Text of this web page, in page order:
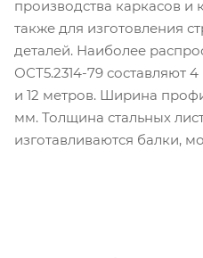
производства каркасов и
также для изготовления
деталей. Наиболее
ОСТ5.2314-79 составляют
и 12 метров. Ширина
мм. Толщина стальных
изготавливаются балки,